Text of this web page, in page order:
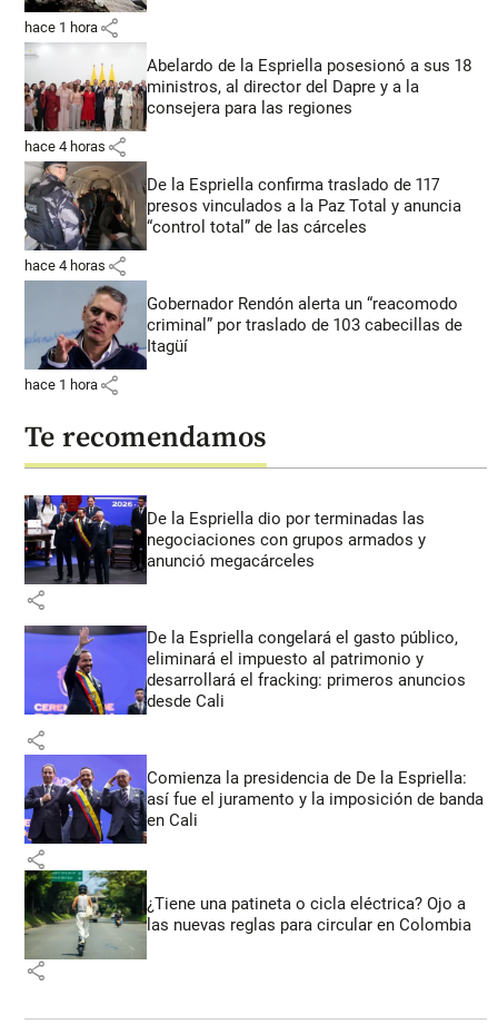
hace 1 hora share
Abelardo de la Espriella posesionó a sus 18
ministros, al director del Dapre y a la
consejera para las regiones
hace 4 horas share
De la Espriella confirma traslado de 117
presos vinculados a la Paz Total y anuncia
“control total” de las cárceles
hace 4 horas share
Gobernador Rendón alerta un “reacomodo
criminal” por traslado de 103 cabecillas de
Itagüí
hace 1 hora share
Te recomendamos
De la Espriella dio por terminadas las
negociaciones con grupos armados y
anunció megacárceles
share
De la Espriella congelará el gasto público,
eliminará el impuesto al patrimonio y
desarrollará el fracking: primeros anuncios
desde Cali
share
Comienza la presidencia de De la Espriella:
así fue el juramento y la imposición de banda
en Cali
share
¿Tiene una patineta o cicla eléctrica? Ojo a
las nuevas reglas para circular en Colombia
share